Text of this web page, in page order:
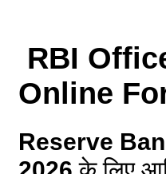
RBI
Online
Reserve